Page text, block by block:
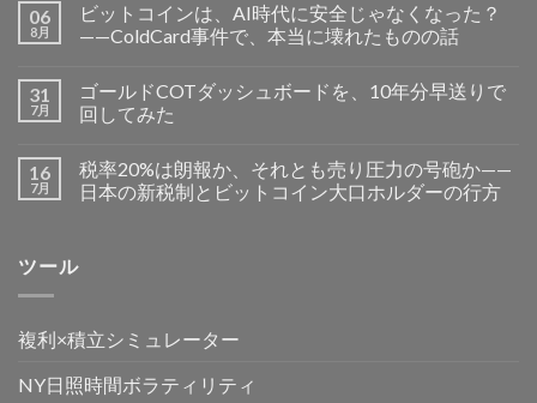
06
8月
ビットコインは、AI時代に安全じゃなくなった？
——ColdCard事件で、本当に壊れたものの話
31
7月
ゴールドCOTダッシュボードを、10年分早送りで
回してみた
16
7月
税率20%は朗報か、それとも売り圧力の号砲か——
日本の新税制とビットコイン大口ホルダーの行方
ツール
複利×積立シミュレーター
NY日照時間ボラティリティ